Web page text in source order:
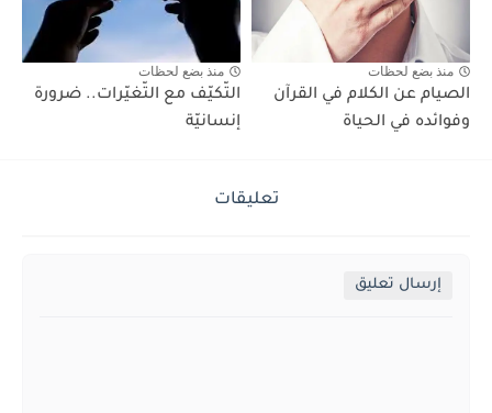
منذ بضع لحظات
الصيام عن الكلام في القرآن
وفوائده في الحياة
منذ بضع لحظات
التّكيّف مع التّغيّرات.. ضرورة
إنسانيّة
تعليقات
إرسال تعليق